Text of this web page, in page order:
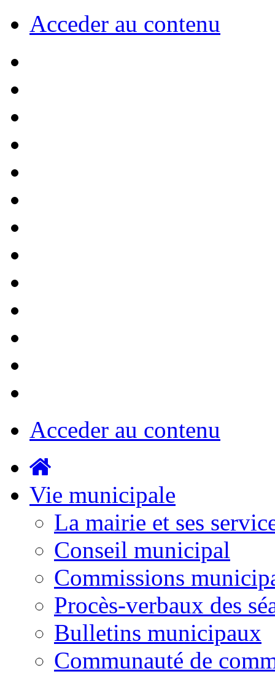
Acceder au contenu
Acceder au contenu
Vie municipale
La mairie et ses
Conseil municipal
Commissions
Procès-verbaux des
Bulletins municipaux
Communauté de